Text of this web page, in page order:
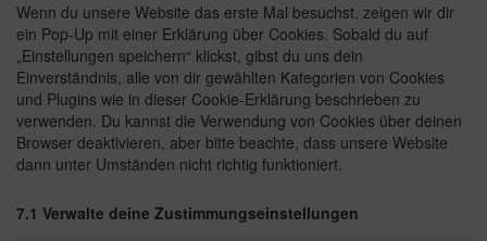
Wenn du unsere Website das erste Mal besuchst, zeigen wir dir
ein Pop-Up mit einer Erklärung über Cookies. Sobald du auf
„Einstellungen speichern“ klickst, gibst du uns dein
Einverständnis, alle von dir gewählten Kategorien von Cookies
und Plugins wie in dieser Cookie-Erklärung beschrieben zu
verwenden. Du kannst die Verwendung von Cookies über deinen
Browser deaktivieren, aber bitte beachte, dass unsere Website
dann unter Umständen nicht richtig funktioniert.
7.1 Verwalte deine Zustimmungseinstellungen